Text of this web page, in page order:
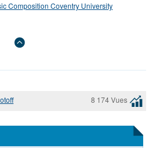
Composition Coventry University
8 174 Vues